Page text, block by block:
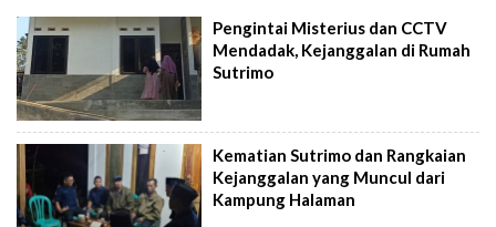
Pengintai Misterius dan CCTV
Mendadak, Kejanggalan di Rumah
Sutrimo
Kematian Sutrimo dan Rangkaian
Kejanggalan yang Muncul dari
Kampung Halaman